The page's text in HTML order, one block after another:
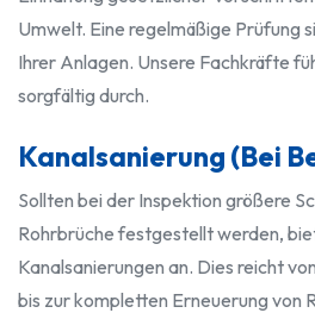
Umwelt. Eine regelmäßige Prüfung
Ihrer Anlagen. Unsere Fachkräfte
sorgfältig durch.
Kanalsanierung (Bei
Sollten bei der Inspektion größere
Rohrbrüche festgestellt werden,
Kanalsanierungen an. Dies reicht
bis zur kompletten Erneuerung von